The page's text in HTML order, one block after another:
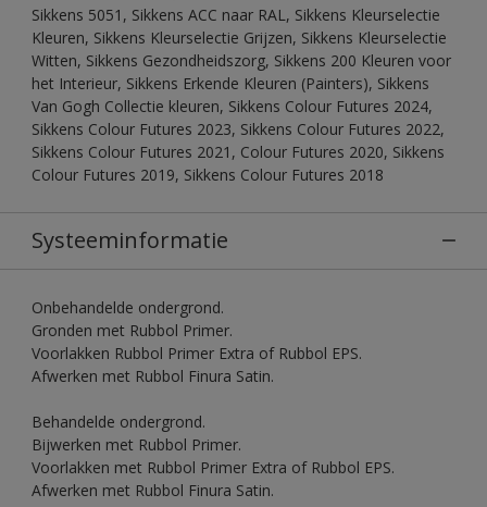
Sikkens 5051, Sikkens ACC naar RAL, Sikkens Kleurselectie
Kleuren, Sikkens Kleurselectie Grijzen, Sikkens Kleurselectie
Witten, Sikkens Gezondheidszorg, Sikkens 200 Kleuren voor
het Interieur, Sikkens Erkende Kleuren (Painters), Sikkens
Van Gogh Collectie kleuren, Sikkens Colour Futures 2024,
Sikkens Colour Futures 2023, Sikkens Colour Futures 2022,
Sikkens Colour Futures 2021, Colour Futures 2020, Sikkens
Colour Futures 2019, Sikkens Colour Futures 2018
Systeeminformatie
Onbehandelde ondergrond.
Gronden met Rubbol Primer.
Voorlakken Rubbol Primer Extra of Rubbol EPS.
Afwerken met Rubbol Finura Satin.
Behandelde ondergrond.
Bijwerken met Rubbol Primer.
Voorlakken met Rubbol Primer Extra of Rubbol EPS.
Afwerken met Rubbol Finura Satin.